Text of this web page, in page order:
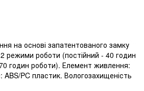
на основі запатентованого замку
режими роботи (постійний - 40 годин
годин роботи). Елемент живлення:
PC пластик. Вологозахищеність